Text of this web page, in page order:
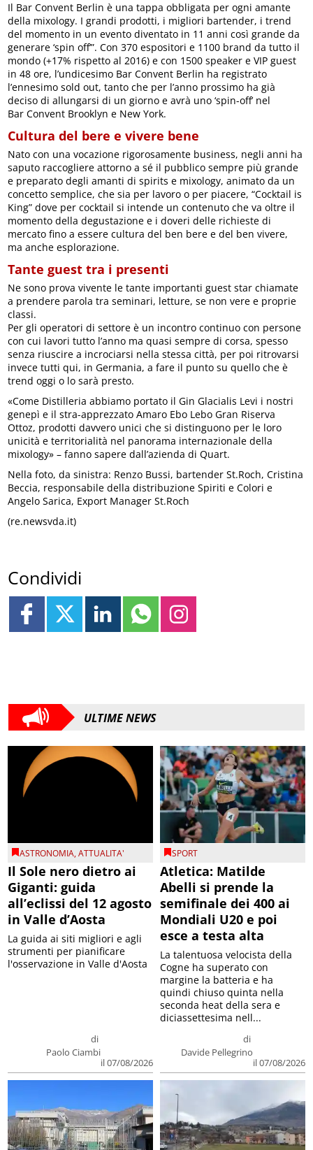
Il Bar Convent Berlin è una tappa obbligata per ogni amante
della mixology. I grandi prodotti, i migliori bartender, i trend
del momento in un evento diventato in 11 anni così grande da
generare ‘spin off’”. Con 370 espositori e 1100 brand da tutto il
mondo (+17% rispetto al 2016) e con 1500 speaker e VIP guest
in 48 ore, l’undicesimo Bar Convent Berlin ha registrato
l’ennesimo sold out, tanto che per l’anno prossimo ha già
deciso di allungarsi di un giorno e avrà uno ‘spin-off’ nel
Bar Convent Brooklyn e New York.
Cultura del bere e vivere bene
Nato con una vocazione rigorosamente business, negli anni ha
saputo raccogliere attorno a sé il pubblico sempre più grande
e preparato degli amanti di spirits e mixology, animato da un
concetto semplice, che sia per lavoro o per piacere, “Cocktail is
King” dove per cocktail si intende un contenuto che va oltre il
momento della degustazione e i doveri delle richieste di
mercato fino a essere cultura del ben bere e del ben vivere,
ma anche esplorazione.
Tante guest tra i presenti
Ne sono prova vivente le tante importanti guest star chiamate
a prendere parola tra seminari, letture, se non vere e proprie
classi.
Per gli operatori di settore è un incontro continuo con persone
con cui lavori tutto l’anno ma quasi sempre di corsa, spesso
senza riuscire a incrociarsi nella stessa città, per poi ritrovarsi
invece tutti qui, in Germania, a fare il punto su quello che è
trend oggi o lo sarà presto.
«Come Distilleria abbiamo portato il Gin Glacialis Levi i nostri
genepì e il stra-apprezzato Amaro Ebo Lebo Gran Riserva
Ottoz, prodotti davvero unici che si distinguono per le loro
unicità e territorialità nel panorama internazionale della
mixology» – fanno sapere dall’azienda di Quart.
Nella foto, da sinistra: Renzo Bussi, bartender St.Roch, Cristina
Beccia, responsabile della distribuzione Spiriti e Colori e
Angelo Sarica, Export Manager St.Roch
(re.newsvda.it)
Condividi
ULTIME NEWS
ASTRONOMIA,ATTUALITA'
Il Sole nero dietro ai
Giganti: guida
all’eclissi del 12 agosto
in Valle d’Aosta
di
Paolo Ciambi
il 07/08/2026
La guida ai siti migliori e agli
strumenti per pianificare
l'osservazione in Valle d'Aosta
SPORT
Atletica: Matilde
Abelli si prende la
semifinale dei 400 ai
Mondiali U20 e poi
esce a testa alta
di
Davide Pellegrino
il 07/08/2026
La talentuosa velocista della
Cogne ha superato con
margine la batteria e ha
quindi chiuso quinta nella
seconda heat della sera e
diciassettesima nell...